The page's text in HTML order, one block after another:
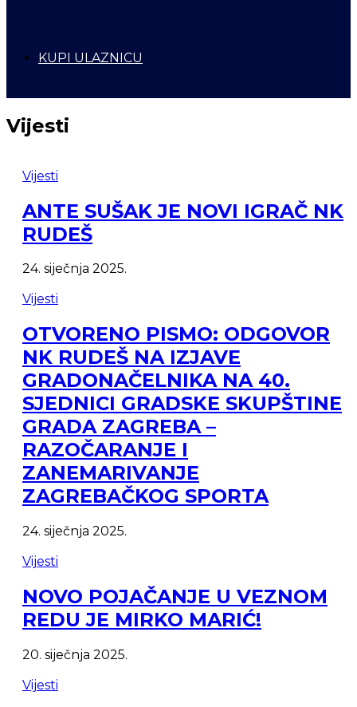
KUPI ULAZNICU
Vijesti
Vijesti
ANTE SUŠAK JE NOVI IGRAČ NK
RUDEŠ
24. siječnja 2025.
Vijesti
OTVORENO PISMO: ODGOVOR
NK RUDEŠ NA IZJAVE
GRADONAČELNIKA NA 40.
SJEDNICI GRADSKE SKUPŠTINE
GRADA ZAGREBA –
RAZOČARANJE I
ZANEMARIVANJE
ZAGREBAČKOG SPORTA
24. siječnja 2025.
Vijesti
NOVO POJAČANJE U VEZNOM
REDU JE MIRKO MARIĆ!
20. siječnja 2025.
Vijesti